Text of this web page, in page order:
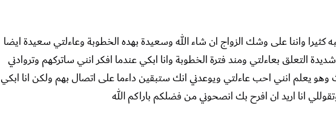
كثيرا واننا على وشك الزواج ان شاء الله وسعيدة بهده الخطوبة وعاءلتي سعيدة ايضا
التعلق بعاءلتي ومند فترة الخطوبة وانا ابكي عندما افكر انني ساتركهم وتروادني
وهو يعلم انني احب عاءلتي ويوعدني انك ستبقين داءما على اتصال بهم ولكن انا ابكي
انا اريد ان افرح بك انصحوني من فضلكم باراكم الله